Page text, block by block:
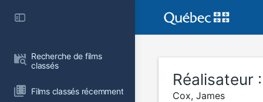
Recherche de films
classés
Films classés récemment
Réalisateur :
Cox, James